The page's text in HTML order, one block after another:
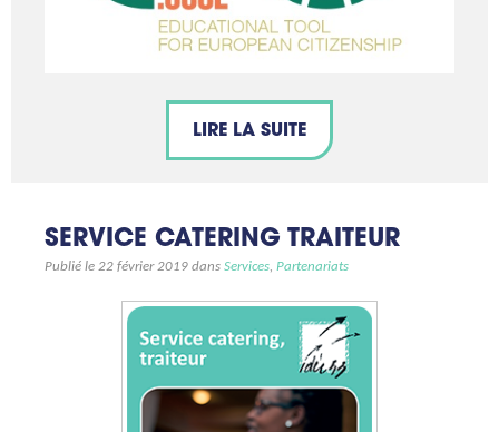
LIRE LA SUITE
SERVICE CATERING TRAITEUR
Publié le 22 février 2019 dans Services, Partenariats